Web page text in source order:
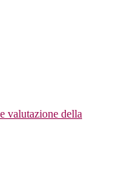
valutazione della